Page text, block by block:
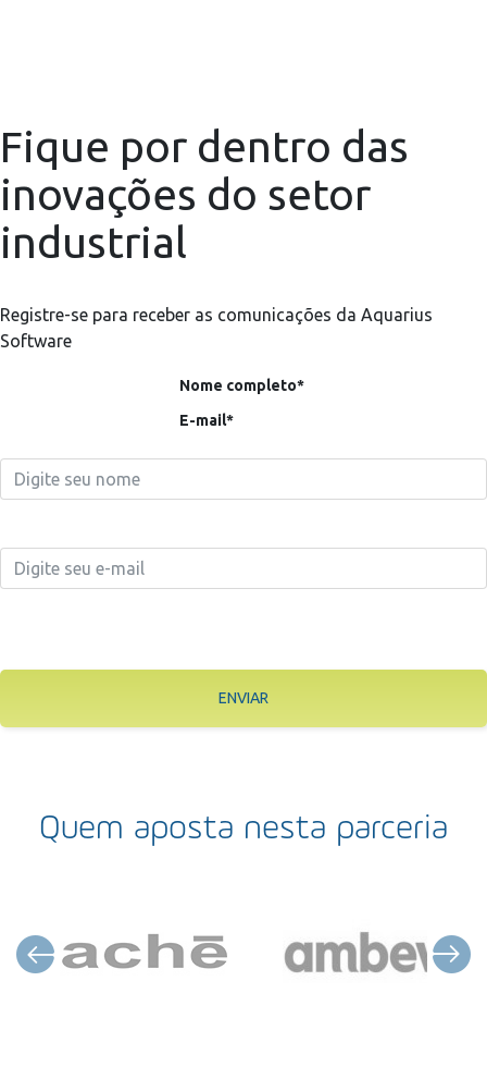
Fique por dentro das
inovações do setor
industrial
Registre-se para receber as comunicações da Aquarius
Software
Nome completo*
E-mail*
ENVIAR
Quem aposta nesta parceria